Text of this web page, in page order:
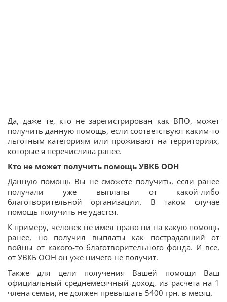
Да, даже те, кто не зарегистрирован как ВПО, может
получить данную помощь, если соответствуют каким-то
льготным категориям или проживают на территориях,
которые я перечислила ранее.
Кто не может получить помощь УВКБ ООН
Данную помощь Вы не сможете получить, если ранее
получали уже выплаты от какой-либо
благотворительной организации. В таком случае
помощь получить не удастся.
К примеру, человек не имел право ни на какую помощь
ранее, но получил выплаты как пострадавший от
войны от какого-то благотворительного фонда. И все,
от УВКБ ООН он уже ничего не получит.
Также для цели получения Вашей помощи Ваш
официальный среднемесячный доход, из расчета на 1
члена семьи, не должен превышать 5400 грн. в месяц.